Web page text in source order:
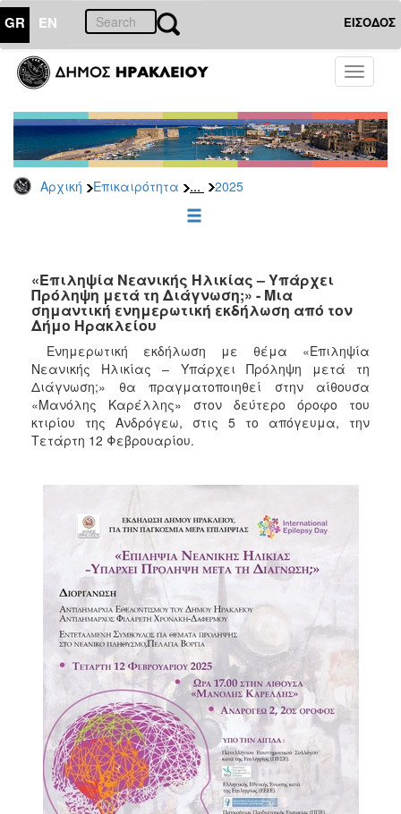
GR EN ΕΙΣΟΔΟΣ
Toggle
Αρχική Επικαιρότητα ... 2025
ΕΠΙΚΑΙΡΟΤΗΤΑ
Τύπου
Αρχείο
2026
2025
2022
2021
2020
2019
2018
2017
2016
2012
2011
2010
2006
ΔΗΜΟΤΗΣ
ΕΠΙΣΚΕΠΤΗΣ
ΗΡΑΚΛΕΙΟ
«Επιληψία Νεανικής Ηλικίας – Υπάρχει
Πρόληψη μετά τη Διάγνωση;» - Μια
σημαντική ενημερωτική εκδήλωση από τον
Δήμο Ηρακλείου
Ενημερωτική εκδήλωση με θέμα «Επιληψία
Νεανικής Ηλικίας – Υπάρχει Πρόληψη μετά τη
Διάγνωση;» θα πραγματοποιηθεί στην αίθουσα
«Μανόλης Καρέλλης» στον δεύτερο όροφο του
κτιρίου της Ανδρόγεω, στις 5 το απόγευμα, την
Τετάρτη 12 Φεβρουαρίου.